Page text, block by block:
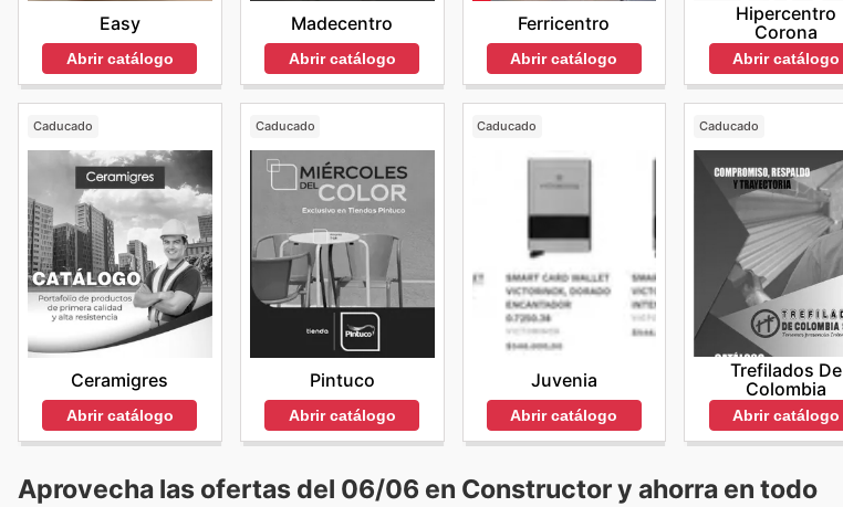
Easy
Abrir catálogo
Madecentro
Abrir catálogo
Ferricentro
Abrir catálogo
Hipercentro
Corona
Abrir catálogo
Caducado
Ceramigres
Abrir catálogo
Caducado
Pintuco
Abrir catálogo
Caducado
Juvenia
Abrir catálogo
Caducado
Trefilados De
Colombia
Abrir catálogo
Aprovecha las ofertas del 06/06 en Constructor y ahorra en todo